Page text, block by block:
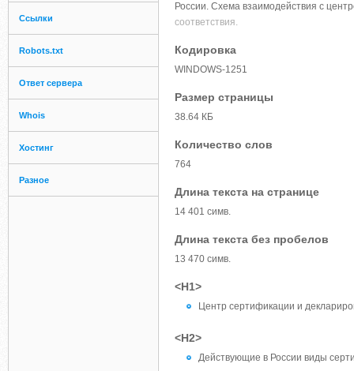
Ссылки
Robots.txt
Ответ сервера
Whois
Хостинг
Разное
России. Схема взаимодействия с
соответствия.
Кодировка
WINDOWS-1251
Размер страницы
38.64 КБ
Количество слов
764
Длина текста на странице
14 401 симв.
Длина текста без пробелов
13 470 симв.
<H1>
Центр сертификации и
<H2>
Действующие в России виды